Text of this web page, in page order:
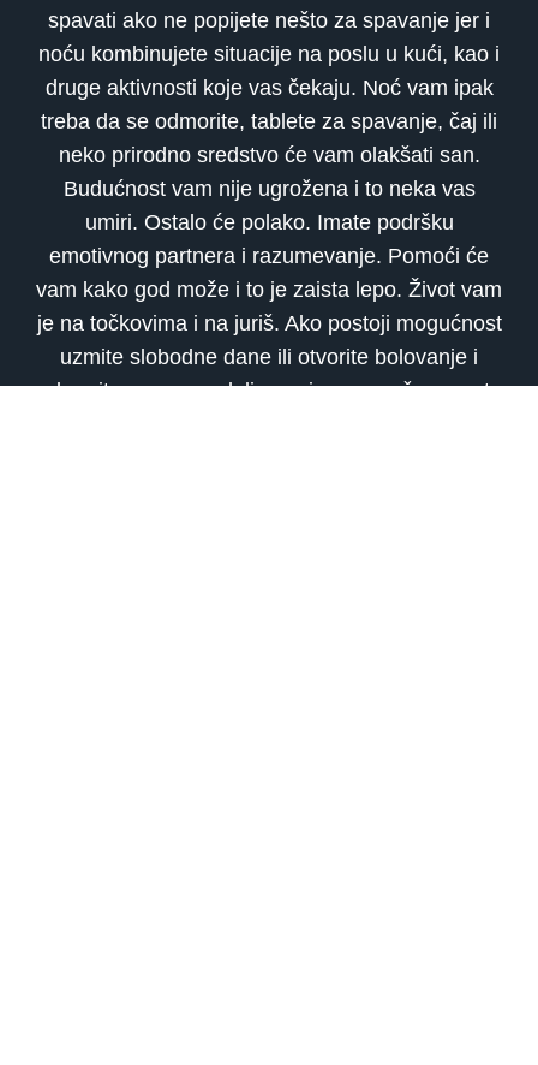
spavati ako ne popijete nešto za spavanje jer i
noću kombinujete situacije na poslu u kući, kao i
druge aktivnosti koje vas čekaju. Noć vam ipak
treba da se odmorite, tablete za spavanje, čaj ili
neko prirodno sredstvo će vam olakšati san.
Budućnost vam nije ugrožena i to neka vas
umiri. Ostalo će polako. Imate podršku
emotivnog partnera i razumevanje. Pomoći će
vam kako god može i to je zaista lepo. Život vam
je na točkovima i na juriš. Ako postoji mogućnost
uzmite slobodne dane ili otvorite bolovanje i
odmorite se ove nedelje u miru van vašeg mesta